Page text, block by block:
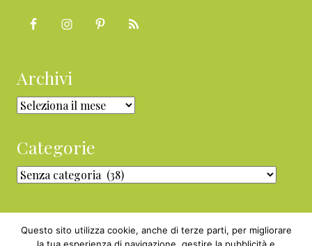
Archivi
Archivi
Categorie
Categorie
Questo sito utilizza cookie, anche di terze parti, per migliorare